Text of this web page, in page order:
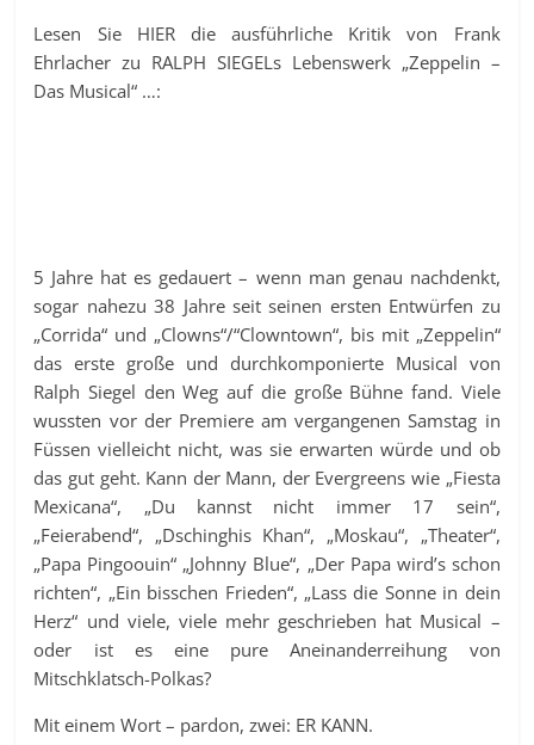
Lesen Sie HIER die ausführliche Kritik von Frank
Ehrlacher zu RALPH SIEGELs Lebenswerk „Zeppelin –
Das Musical“ …:
5 Jahre hat es gedauert – wenn man genau nachdenkt,
sogar nahezu 38 Jahre seit seinen ersten Entwürfen zu
„Corrida“ und „Clowns“/“Clowntown“, bis mit „Zeppelin“
das erste große und durchkomponierte Musical von
Ralph Siegel den Weg auf die große Bühne fand. Viele
wussten vor der Premiere am vergangenen Samstag in
Füssen vielleicht nicht, was sie erwarten würde und ob
das gut geht. Kann der Mann, der Evergreens wie „Fiesta
Mexicana“, „Du kannst nicht immer 17 sein“,
„Feierabend“, „Dschinghis Khan“, „Moskau“, „Theater“,
„Papa Pingoouin“ „Johnny Blue“, „Der Papa wird’s schon
richten“, „Ein bisschen Frieden“, „Lass die Sonne in dein
Herz“ und viele, viele mehr geschrieben hat Musical –
oder ist es eine pure Aneinanderreihung von
Mitschklatsch-Polkas?
Mit einem Wort – pardon, zwei: ER KANN.